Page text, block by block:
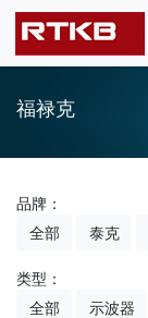
福禄克
品牌：
全部
泰克
类型：
全部
示波器